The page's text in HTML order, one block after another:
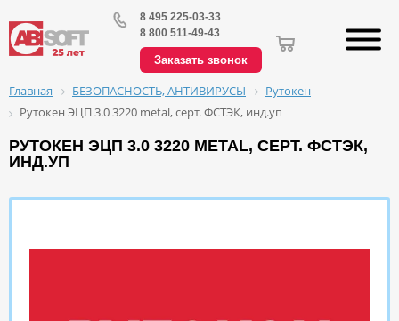
8 495 225-03-33
8 800 511-49-43
Заказать звонок
Главная БЕЗОПАСНОСТЬ, АНТИВИРУСЫ
Рутокен
Рутокен ЭЦП 3.0 3220 metal, серт. ФСТЭК, инд.уп
РУТОКЕН ЭЦП 3.0 3220 METAL, СЕРТ. ФСТЭК,
ИНД.УП